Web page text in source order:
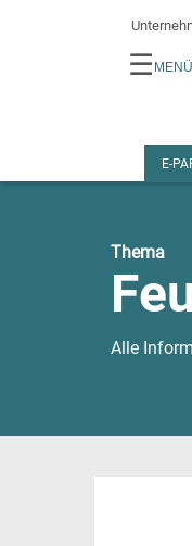
☰ MENÜ
E-
Thema
Alle